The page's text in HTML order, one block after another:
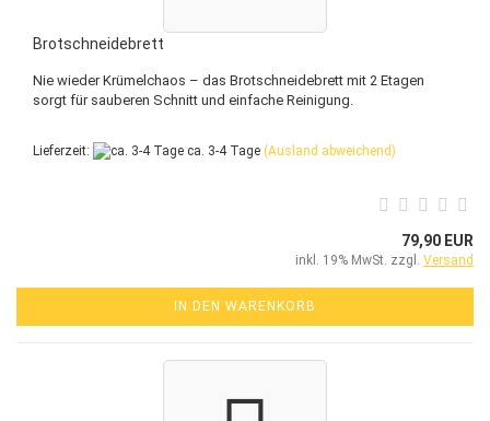
Brotschneidebrett
Nie wieder Krümelchaos – das Brotschneidebrett mit 2 Etagen
sorgt für sauberen Schnitt und einfache Reinigung.
Lieferzeit: ca. 3-4 Tage (Ausland abweichend)
79,90 EUR
inkl. 19% MwSt. zzgl. Versand
IN DEN WARENKORB